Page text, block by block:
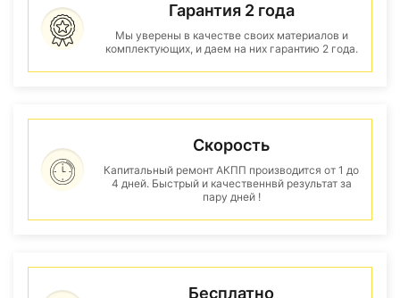
Гарантия 2 года
Мы уверены в качестве своих материалов и
комплектующих, и даем на них гарантию 2 года.
Скорость
Капитальный ремонт АКПП производится от 1 до
4 дней. Быстрый и качественнвй результат за
пару дней !
Бесплатно